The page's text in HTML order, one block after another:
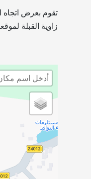
تقوم بعرض اتجاه
زاوية القبلة